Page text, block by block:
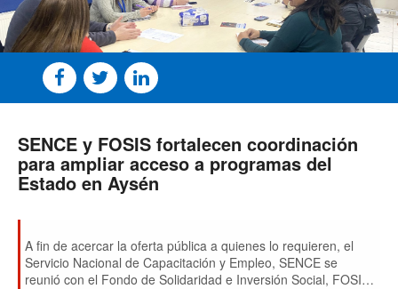
SENCE y FOSIS fortalecen coordinación
para ampliar acceso a programas del
Estado en Aysén
A fin de acercar la oferta pública a quienes lo requieren, el
Servicio Nacional de Capacitación y Empleo, SENCE se
reunió con el Fondo de Solidaridad e Inversión Social, FOSIS